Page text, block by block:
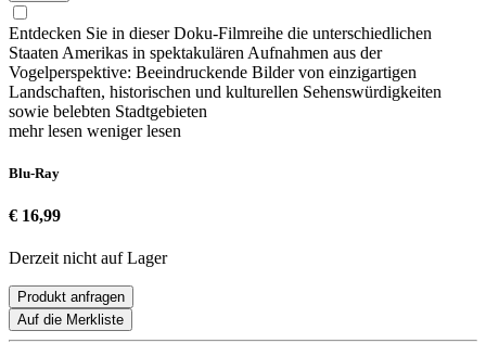
Entdecken Sie in dieser Doku-Filmreihe die unterschiedlichen
Staaten Amerikas in spektakulären Aufnahmen aus der
Vogelperspektive: Beeindruckende Bilder von einzigartigen
Landschaften, historischen und kulturellen Sehenswürdigkeiten
sowie belebten Stadtgebieten
mehr lesen weniger lesen
Blu-Ray
€ 16,99
Derzeit nicht auf Lager
Produkt anfragen
Auf die Merkliste